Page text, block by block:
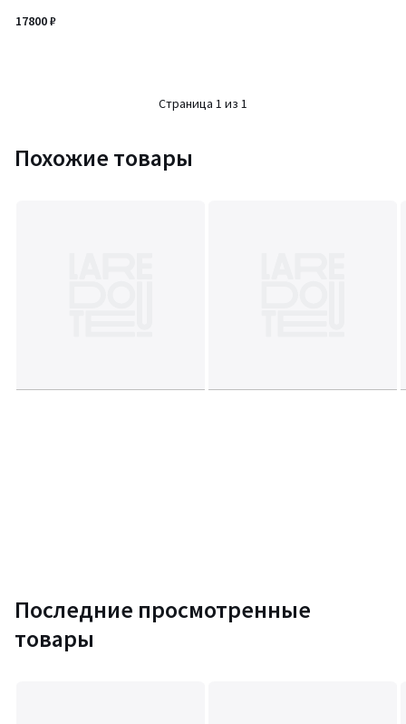
17800 ₽
Страница 1 из 1
Похожие товары
Последние просмотренные
товары